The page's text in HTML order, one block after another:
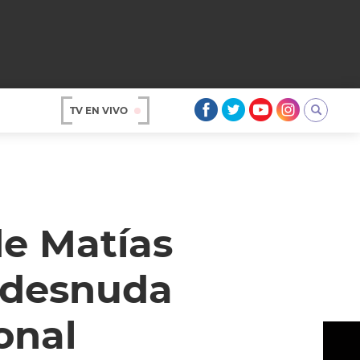
TV EN VIVO
Matías